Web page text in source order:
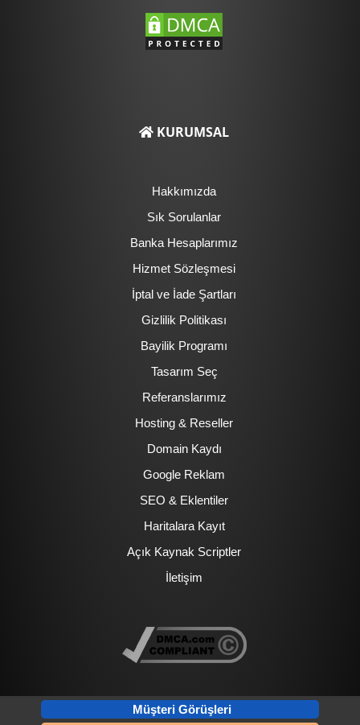
KURUMSAL
Hakkımızda
Sık Sorulanlar
Banka Hesaplarımız
Hizmet Sözleşmesi
İptal ve İade Şartları
Gizlilik Politikası
Bayilik Programı
Tasarım Seç
Referanslarımız
Hosting & Reseller
Domain Kaydı
Google Reklam
SEO & Eklentiler
Haritalara Kayıt
Açık Kaynak Scriptler
İletişim
Müşteri Görüşleri